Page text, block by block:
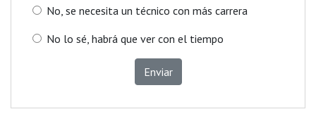
No, se necesita un técnico con más carrera
No lo sé, habrá que ver con el tiempo
Enviar